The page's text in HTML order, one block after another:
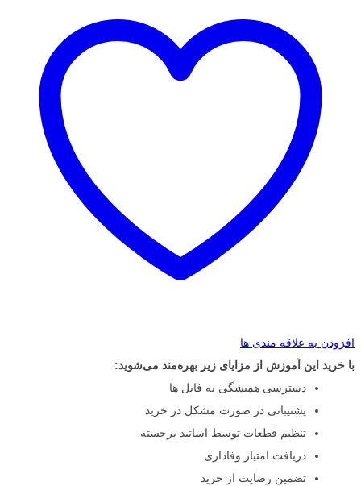
افزودن به علاقه مندی ها
با خرید این آموزش از مزایای زیر بهره‌مند می‌شوید:
دسترسی همیشگی به فایل ها
پشتیبانی در صورت مشکل در خرید
تنظیم قطعات توسط اساتید برجسته
دریافت امتیاز وفاداری
تضمین رضایت از خرید